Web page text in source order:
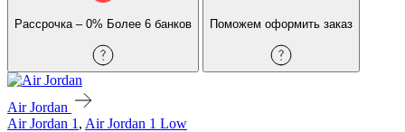
Рассрочка – 0% Более 6 банков Поможем оформить заказ
Air Jordan
Air Jordan 1 , Air Jordan 1 Low